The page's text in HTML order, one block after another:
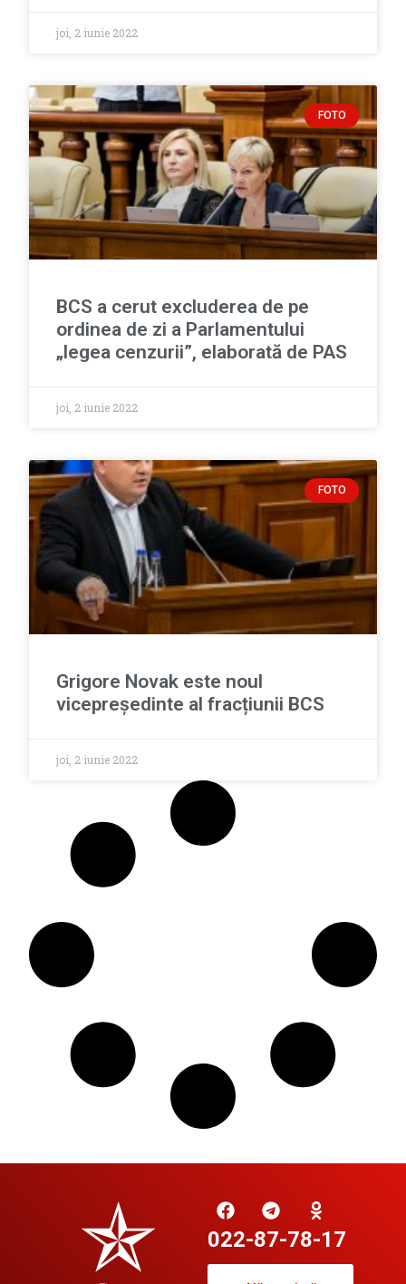
joi, 2 iunie 2022
FOTO
BCS a cerut excluderea de pe
ordinea de zi a Parlamentului
„legea cenzurii”, elaborată de PAS
joi, 2 iunie 2022
FOTO
Grigore Novak este noul
vicepreședinte al fracțiunii BCS
joi, 2 iunie 2022
022-87-78-17